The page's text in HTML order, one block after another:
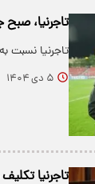
تاجرنیا، صبح
تاجرنیا نسبت
۵ دی ۱۴۰۴
تاجرنیا